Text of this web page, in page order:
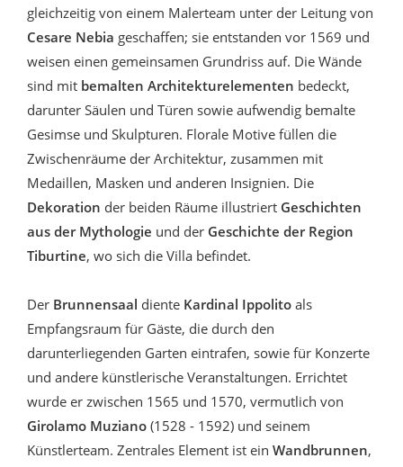
gleichzeitig von einem Malerteam unter der Leitung von
Cesare Nebia geschaffen; sie entstanden vor 1569 und
weisen einen gemeinsamen Grundriss auf. Die Wände
sind mit bemalten Architekturelementen bedeckt,
darunter Säulen und Türen sowie aufwendig bemalte
Gesimse und Skulpturen. Florale Motive füllen die
Zwischenräume der Architektur, zusammen mit
Medaillen, Masken und anderen Insignien. Die
Dekoration der beiden Räume illustriert Geschichten
aus der Mythologie und der Geschichte der Region
Tiburtine, wo sich die Villa befindet.
Der Brunnensaal diente Kardinal Ippolito als
Empfangsraum für Gäste, die durch den
darunterliegenden Garten eintrafen, sowie für Konzerte
und andere künstlerische Veranstaltungen. Errichtet
wurde er zwischen 1565 und 1570, vermutlich von
Girolamo Muziano (1528 - 1592) und seinem
Künstlerteam. Zentrales Element ist ein Wandbrunnen,